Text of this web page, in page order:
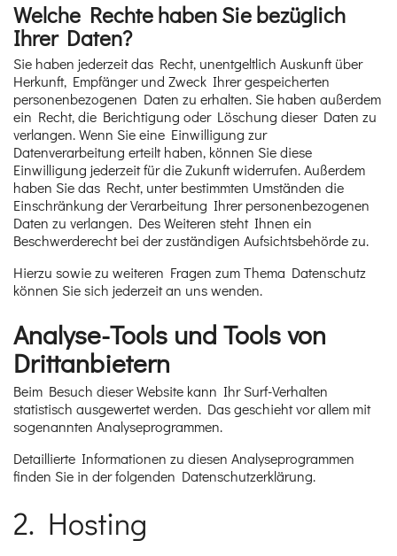
Welche Rechte haben Sie bezüglich
Ihrer Daten?
Sie haben jederzeit das Recht, unentgeltlich Auskunft über
Herkunft, Empfänger und Zweck Ihrer gespeicherten
personenbezogenen Daten zu erhalten. Sie haben außerdem
ein Recht, die Berichtigung oder Löschung dieser Daten zu
verlangen. Wenn Sie eine Einwilligung zur
Datenverarbeitung erteilt haben, können Sie diese
Einwilligung jederzeit für die Zukunft widerrufen. Außerdem
haben Sie das Recht, unter bestimmten Umständen die
Einschränkung der Verarbeitung Ihrer personenbezogenen
Daten zu verlangen. Des Weiteren steht Ihnen ein
Beschwerderecht bei der zuständigen Aufsichtsbehörde zu.
Hierzu sowie zu weiteren Fragen zum Thema Datenschutz
können Sie sich jederzeit an uns wenden.
Analyse-Tools und Tools von
Dritt­anbietern
Beim Besuch dieser Website kann Ihr Surf-Verhalten
statistisch ausgewertet werden. Das geschieht vor allem mit
sogenannten Analyseprogrammen.
Detaillierte Informationen zu diesen Analyseprogrammen
finden Sie in der folgenden Datenschutzerklärung.
2. Hosting